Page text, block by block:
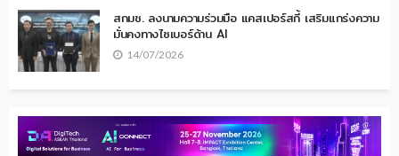
สกมช. ลงนามความร่วมมือ แคสเปอร์สกี้ เสริมแกร่งความ
มั่นคงทางไซเบอร์ด้าน AI
14/07/2026